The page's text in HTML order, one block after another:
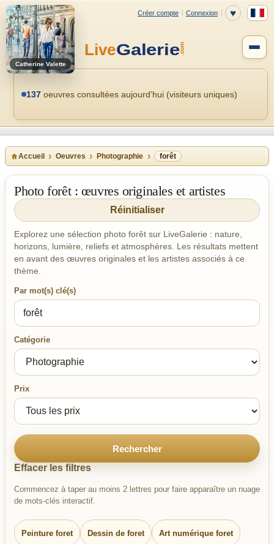
Catherine Valette
137 oeuvres consultées aujourd’hui (visiteurs uniques)
Accueil Oeuvres Photographie forêt
Photo forêt : œuvres originales et artistes
Réinitialiser
Explorez une sélection photo forêt sur LiveGalerie : nature,
horizons, lumière, reliefs et atmosphères. Les résultats mettent
en avant des œuvres originales et les artistes associés à ce
thème.
Par mot(s) clé(s)
Catégorie
Prix
Rechercher
Effacer les filtres
Commencez à taper au moins 2 lettres pour faire apparaître un nuage
de mots-clés interactif.
Peinture foret Dessin de foret Art numérique foret